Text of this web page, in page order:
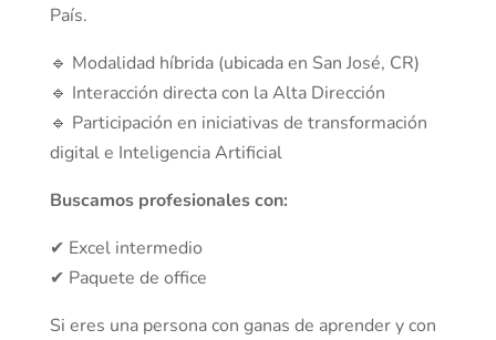
País.
🔹 Modalidad híbrida (ubicada en San José, CR)
🔹 Interacción directa con la Alta Dirección
🔹 Participación en iniciativas de transformación
digital e Inteligencia Artificial
Buscamos profesionales con:
✔ Excel intermedio
✔ Paquete de office
Si eres una persona con ganas de aprender y con